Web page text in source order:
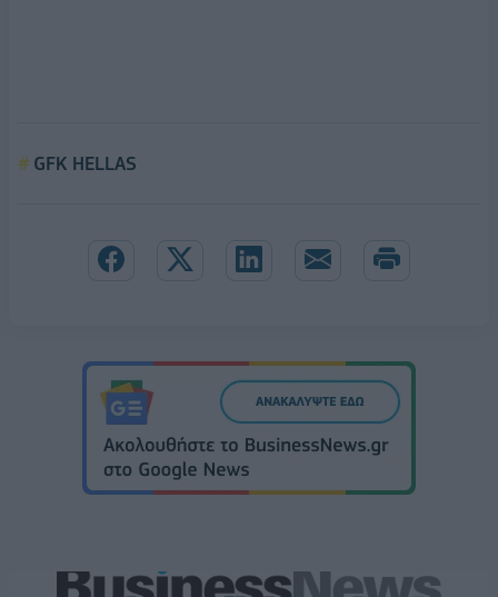
GFK HELLAS